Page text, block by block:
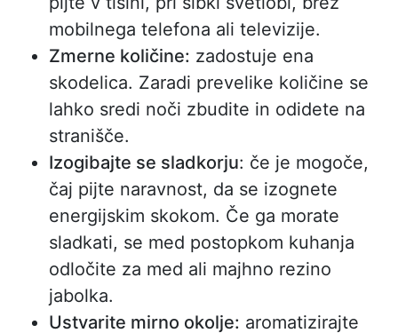
mobilnega telefona ali televizije.
Zmerne količine: zadostuje ena
skodelica. Zaradi prevelike količine se
lahko sredi noči zbudite in odidete na
stranišče.
Izogibajte se sladkorju: če je mogoče,
čaj pijte naravnost, da se izognete
energijskim skokom. Če ga morate
sladkati, se med postopkom kuhanja
odločite za med ali majhno rezino
jabolka.
Ustvarite mirno okolje: aromatizirajte